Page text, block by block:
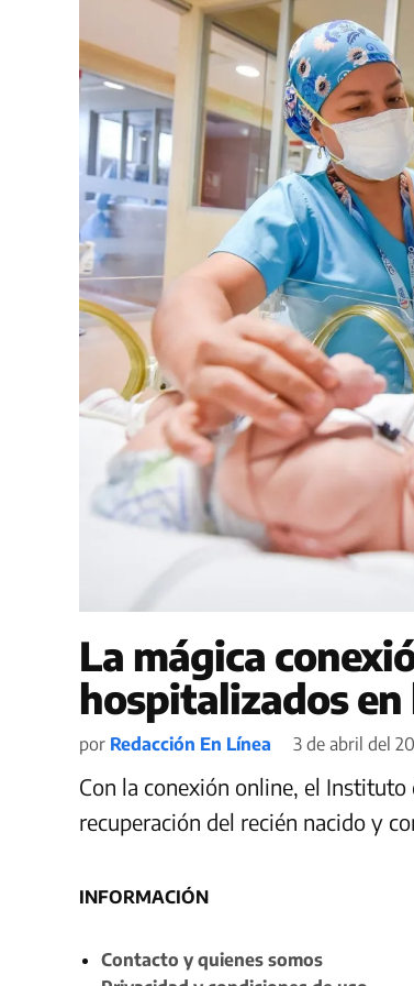
La mágica
hospitalizados en
por Redacción En Línea 3 de abril del
Con la conexión online, el
recuperación del recién nacido y
INFORMACIÓN
Contacto y quienes somos